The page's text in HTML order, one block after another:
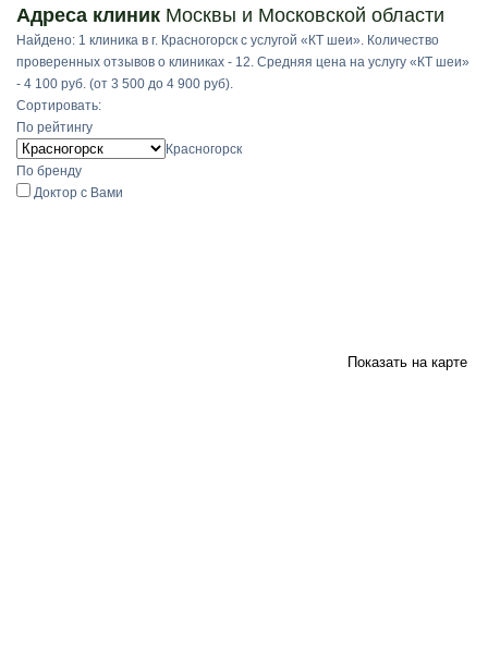
Адреса клиник Москвы и Московской области
Найдено: 1 клиника в г. Красногорск с услугой «КТ шеи». Количество
проверенных отзывов о клиниках - 12. Средняя цена на услугу «КТ шеи»
- 4 100 руб. (от 3 500 до 4 900 руб).
Сортировать:
По рейтингу
Красногорск
По бренду
Доктор с Вами
Показать на карте